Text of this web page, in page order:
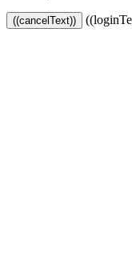
((cancelText))